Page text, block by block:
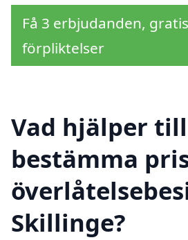
Få 3 erbjudanden,
förpliktelser
Vad hjälper
bestämma
Skillinge?